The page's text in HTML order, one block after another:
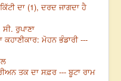
ਦਾ (1), ਦਰਦ ਜਾਗਦਾ ਹੈ
ਰੁਪਾਣਾ
ਮੋਹਨ ਭੰਡਾਰੀ ---
ਤਕ ਦਾ ਸਫ਼ਰ --- ਬੂਟਾ ਰਾਮ